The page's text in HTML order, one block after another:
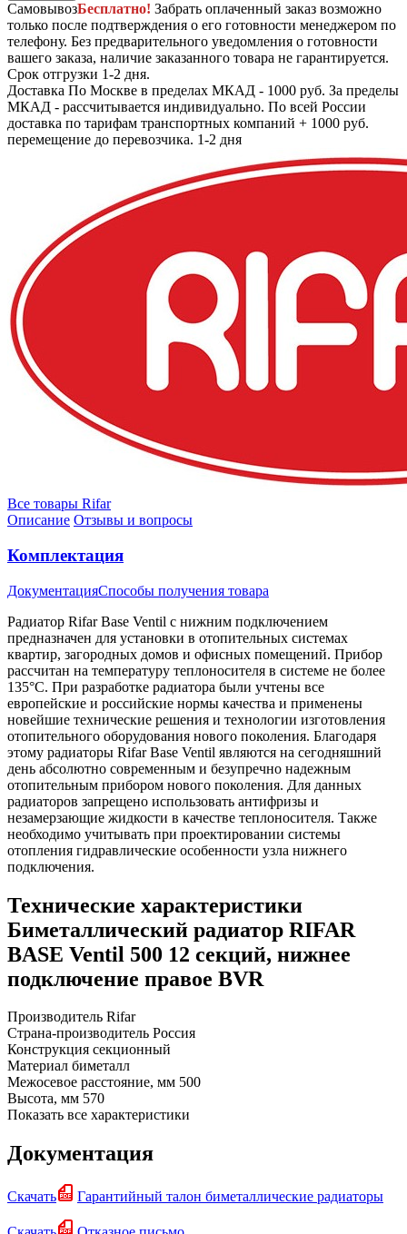
СамовывозБесплатно! Забрать оплаченный заказ возможно
только после подтверждения о его готовности менеджером по
телефону. Без предварительного уведомления о готовности
вашего заказа, наличие заказанного товара не гарантируется.
Срок отгрузки 1-2 дня.
Доставка По Москве в пределах МКАД - 1000 руб. За пределы
МКАД - рассчитывается индивидуально. По всей России
доставка по тарифам транспортных компаний + 1000 руб.
перемещение до перевозчика. 1-2 дня
Все товары Rifar
Описание Отзывы и вопросы
Комплектация
ДокументацияСпособы получения товара
Радиатор Rifar Base Ventil с нижним подключением
предназначен для установки в отопительных системах
квартир, загородных домов и офисных помещений. Прибор
рассчитан на температуру теплоносителя в системе не более
135°С. При разработке радиатора были учтены все
европейские и российские нормы качества и применены
новейшие технические решения и технологии изготовления
отопительного оборудования нового поколения. Благодаря
этому радиаторы Rifar Base Ventil являются на сегодняшний
день абсолютно современным и безупречно надежным
отопительным прибором нового поколения. Для данных
радиаторов запрещено использовать антифризы и
незамерзающие жидкости в качестве теплоносителя. Также
необходимо учитывать при проектировании системы
отопления гидравлические особенности узла нижнего
подключения.
Технические характеристики
Биметаллический радиатор RIFAR
BASE Ventil 500 12 секций, нижнее
подключение правое BVR
Производитель Rifar
Страна-производитель Россия
Конструкция секционный
Материал биметалл
Межосевое расстояние, мм 500
Высота, мм 570
Показать все характеристики
Документация
Скачать Гарантийный талон биметаллические радиаторы